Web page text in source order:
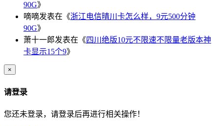
90G》
嘀嘀发表在《浙江电信晴川卡怎么样，9元500分钟
90G》
萧十一郎发表在《四川绝版10元不限速不限量老版本神
卡显示15个9》
×
请登录
您还未登录，请登录后再进行相关操作！